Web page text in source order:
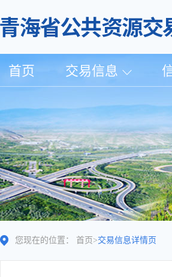
首页 交易信息
您现在的位置： 首页 >交易信息详情页